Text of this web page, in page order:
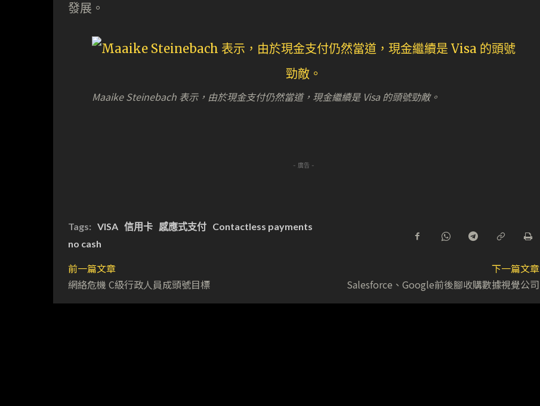
發展。
Maaike Steinebach 表示，由於現金支付仍然當道，現金繼續是 Visa 的頭號勁敵。
- 廣告 -
Tags: VISA 信用卡 感應式支付 Contactless payments
no cash
前一篇文章
網絡危機 C級行政人員成頭號目標
下一篇文章
Salesforce、Google前後腳收購數據視覺公司